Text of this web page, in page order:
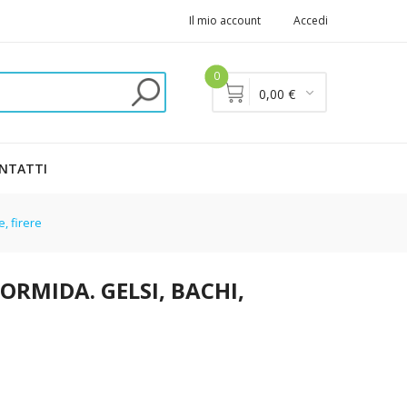
Il mio account Accedi
0
0,00 €
firere
GELSI, BACHI,